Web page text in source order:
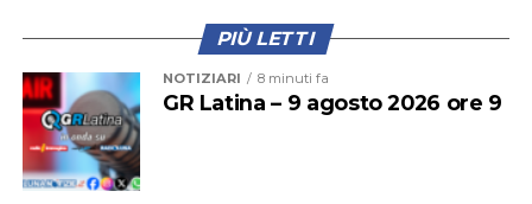
Il provvedimento disciplina anche la somministrazione
di bevande alcoliche e le attività di intrattenimento
musicale e danzante, con l’obiettivo di prevenire
situazioni di criticità legate agli assembramenti e
all’utilizzo improprio delle spiagge.
PIÙ LETTI
NOTIZIARI 8 minuti fa
GR Latina – 9 agosto 2026 ore 9